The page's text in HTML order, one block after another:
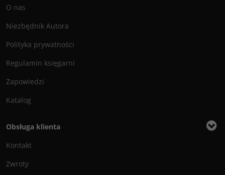
O nas
Niezbędnik Autora
Polityka prywatności
Regulamin księgarni
Zapowiedzi
Katalog
Obsługa klienta
Kontakt
Zwroty